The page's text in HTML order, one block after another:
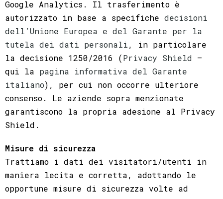
Google Analytics. Il trasferimento è
autorizzato in base a specifiche decisioni
dell’Unione Europea e del Garante per la
tutela dei dati personali, in particolare
la decisione 1250/2016 (Privacy Shield –
qui la pagina informativa del Garante
italiano), per cui non occorre ulteriore
consenso. Le aziende sopra menzionate
garantiscono la propria adesione al Privacy
Shield.
Misure di sicurezza
Trattiamo i dati dei visitatori/utenti in
maniera lecita e corretta, adottando le
opportune misure di sicurezza volte ad